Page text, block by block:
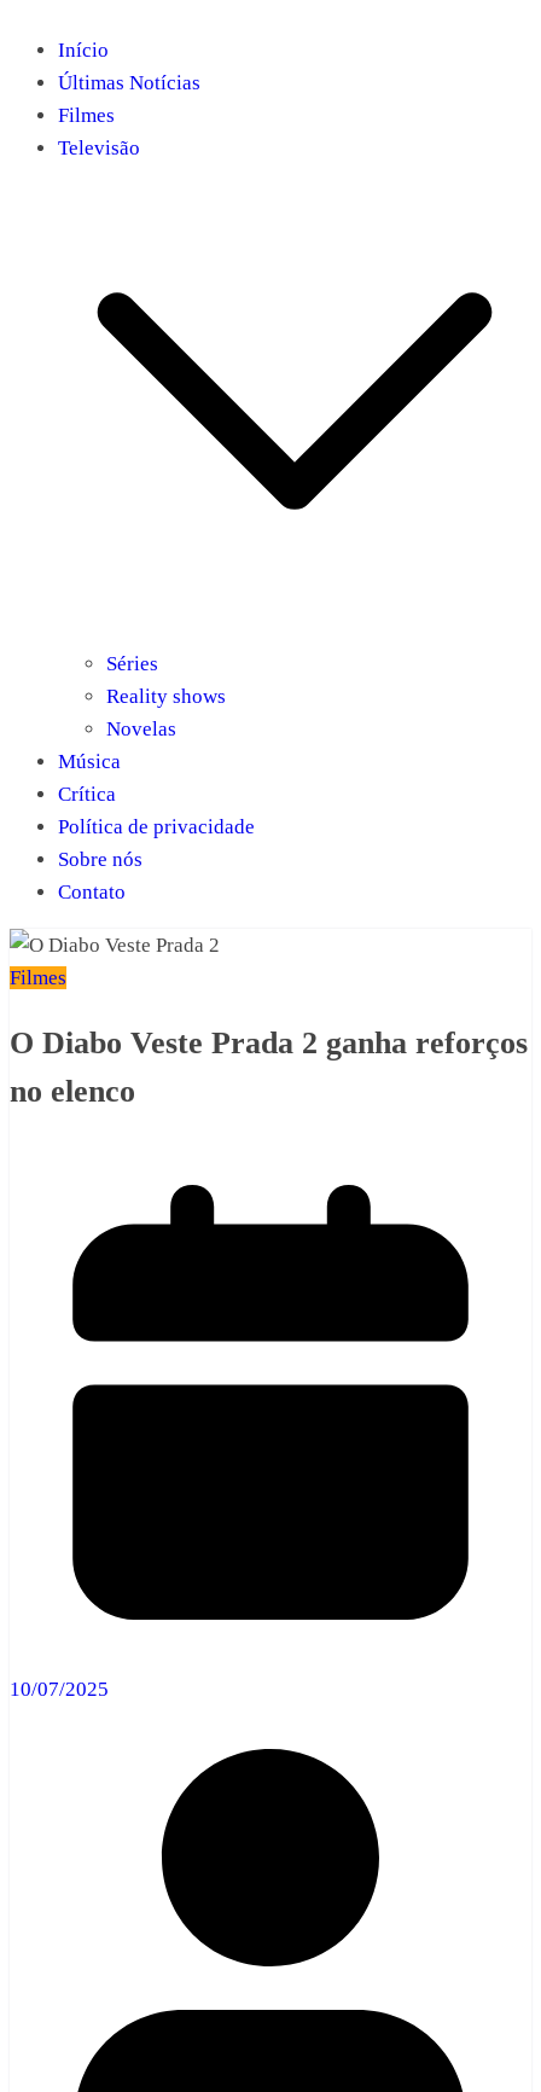
Início
Últimas Notícias
Filmes
Televisão
Séries
Reality shows
Novelas
Música
Crítica
Política de privacidade
Sobre nós
Contato
Filmes
O Diabo Veste Prada 2 ganha reforços
no elenco
10/07/2025